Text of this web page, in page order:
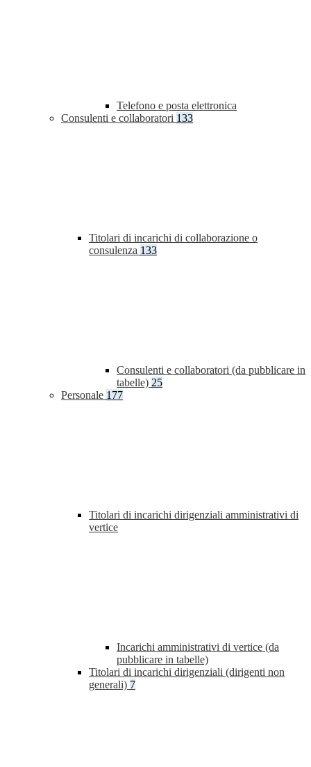
Telefono e posta elettronica
Consulenti e collaboratori 133
Titolari di incarichi di collaborazione o
consulenza 133
Consulenti e collaboratori (da pubblicare in
tabelle) 25
Personale 177
Titolari di incarichi dirigenziali amministrativi di
vertice
Incarichi amministrativi di vertice (da
pubblicare in tabelle)
Titolari di incarichi dirigenziali (dirigenti non
generali) 7